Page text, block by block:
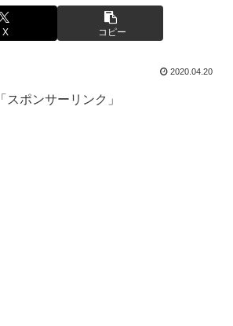
X コピー
2020.04.20
「スポンサーリンク」